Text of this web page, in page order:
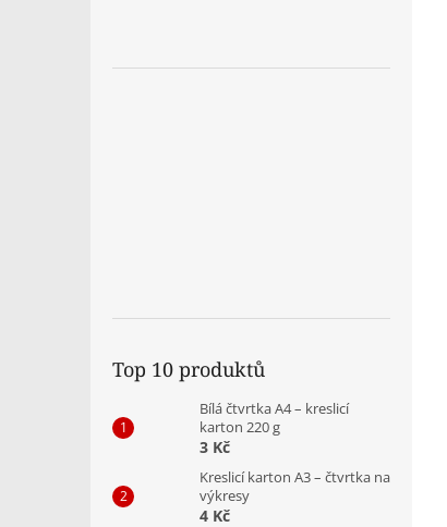
Top 10 produktů
Bílá čtvrtka A4 – kreslicí
karton 220 g
3 Kč
Kreslicí karton A3 – čtvrtka na
výkresy
4 Kč